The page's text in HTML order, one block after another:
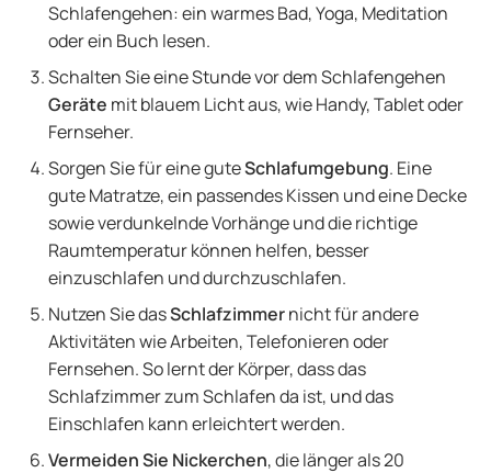
Schlafengehen: ein warmes Bad, Yoga, Meditation
oder ein Buch lesen.
Schalten Sie eine Stunde vor dem Schlafengehen
Geräte mit blauem Licht aus, wie Handy, Tablet oder
Fernseher.
Sorgen Sie für eine guteSchlafumgebung. Eine
gute Matratze, ein passendes Kissen und eine Decke
sowie verdunkelnde Vorhänge und die richtige
Raumtemperatur können helfen, besser
einzuschlafen und durchzuschlafen.
Nutzen Sie dasSchlafzimmernicht für andere
Aktivitäten wie Arbeiten, Telefonieren oder
Fernsehen. So lernt der Körper, dass das
Schlafzimmer zum Schlafen da ist, und das
Einschlafen kann erleichtert werden.
Vermeiden Sie Nickerchen, die länger als 20